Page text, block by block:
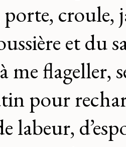
croule,
et du
me flageller,
pour
labeur,